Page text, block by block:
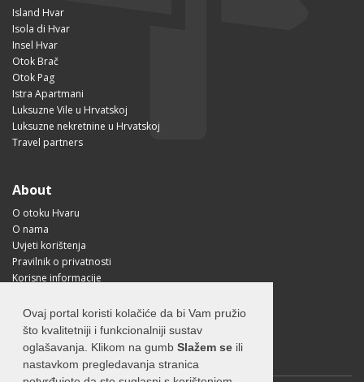
Ovaj portal koristi kolačiće da bi Vam pružio
što kvalitetniji i funkcionalniji sustav
oglašavanja. Klikom na gumb Slažem se ili
nastavkom pregledavanja stranica
Island Hvar
Isola di Hvar
Insel Hvar
Otok Brač
Otok Pag
Istra Apartmani
Luksuzne Vile u Hrvatskoj
Luksuzne nekretnine u Hrvatskoj
Travel partners
About
O otoku Hvaru
O nama
Uvjeti korištenja
Pravilnik o privatnosti
Korisne informacije
Free Mobile App
Visit Croatia